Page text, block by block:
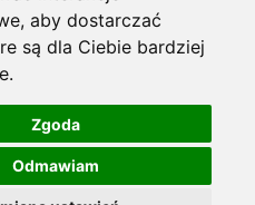
, aby dostarczać
są dla Ciebie bardziej
.
Zgoda
Odmawiam
reserved